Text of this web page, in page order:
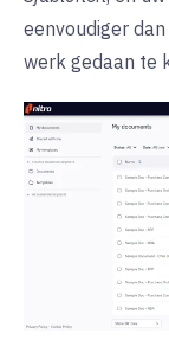
eenvoudiger
werk gedaan te